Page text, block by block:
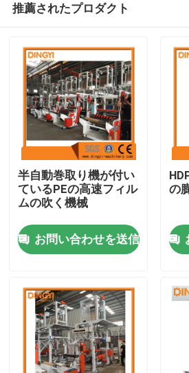
家
プロダクト
私達について
推薦されたプロダクト
半自動巻取り機が付い
ているPEの高速フィル
ムの吹く機械
お問い合わせを送信
の